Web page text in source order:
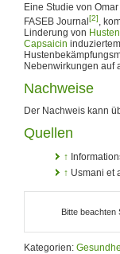
Eine Studie von
FASEB Journal [2],
Linderung von
Capsaicin
Nebenwirkungen auf
Nachweise
Der Nachweis kann
Quellen
↑
↑ Usmani et
Bitte beachten
Kategorien: